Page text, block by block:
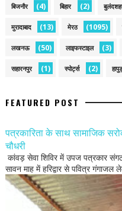
बिजनौर (4) बिहार (2)
मुरादाबाद (13) मेरठ (1095)
लखनऊ (50) लाइफस्टाइल (3)
सहारनपुर (1) स्पोर्ट्स (2)
FEATURED POST
पत्रकारिता के साथ सामाजिक
चौधरी
कांवड़ सेवा शिविर में उपज पत्रकार
सावन माह में हरिद्वार से पवित्र